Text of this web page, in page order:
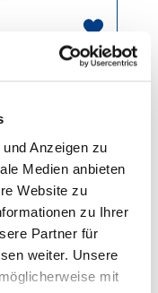
Anzeigen zu
Medien anbieten
Website zu
zu Ihrer
Partner für
weiter. Unsere
mit